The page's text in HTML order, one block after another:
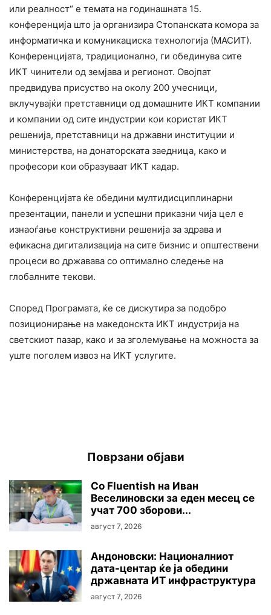
или реалност“ е темата на годинашната 15.
конференција што ја организира Стопанската комора за
информатичка и комуникациска технологија (МАСИТ).
Конференцијата, традиционално, ги обединува сите
ИКТ чинители од земјава и регионот. Овојпат
предвидува присуство на околу 200 учесници,
вклучувајќи претставници од домашните ИКТ компании
и компании од сите индустрии кои користат ИКТ
решенија, претставници на државни институции и
министерства, на донаторската заедница, како и
професори кои образуваат ИКТ кадар.
Конференцијата ќе обедини мултидисциплинарни
презентации, панели и успешни приказни чија цел е
изнаоѓање конструктивни решенија за здрава и
ефикасна дигитализација на сите бизнис и општествени
процеси во државава со оптимално следење на
глобалните текови.
Според Програмата, ќе се дискутира за подобро
позиционирање на македонскта ИКТ индустрија на
светскиот пазар, како и за зголемување на можноста за
уште поголем извоз на ИКТ услугите.
Поврзани објави
Со Fluentish на Иван
Веселиновски за еден месец се
учат 700 зборови...
август 7, 2026
Андоновски: Националниот
дата-центар ќе ја обедини
државната ИТ инфраструктура
август 7, 2026